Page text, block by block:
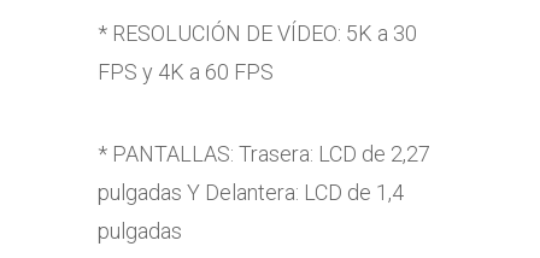
* RESOLUCIÓN DE VÍDEO: 5K a 30
FPS y 4K a 60 FPS
* PANTALLAS: Trasera: LCD de 2,27
pulgadas Y Delantera: LCD de 1,4
pulgadas